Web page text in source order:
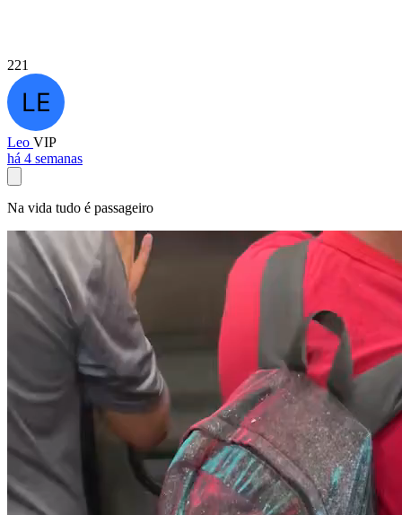
221
Leo VIP
há 4 semanas
Na vida tudo é passageiro